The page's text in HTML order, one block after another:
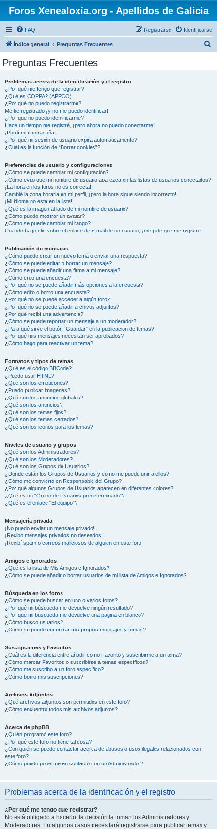
Foros Xenealoxía.org - Apellidos de Galicia
FAQ Identificarse
Registrarse
Índice general Preguntas Frecuentes
Preguntas Frecuentes
Problemas acerca de la identificación y el registro
¿Por qué me tengo que registrar?
¿Qué es COPPA? (APPCO)
¿Por qué no puedo registrarme?
Me he registrado ¡y no me puedo identificar!
¿Por qué no puedo identificarme?
Hace un tiempo me registré, ¡pero ahora no puedo conectarme!
¡Perdí mi contraseña!
¿Por qué mi sesión de usuario expira automáticamente?
¿Cuál es la función de “Borrar cookies”?
Preferencias de usuario y configuraciones
¿Cómo se puede cambiar mi configuración?
¿Cómo evito que mi nombre de usuario aparezca en las listas de usuarios conectados?
¡La hora en los foros no es correcta!
Cambié la zona horaria en mi perfil, ¡pero la hora sigue siendo incorrecto!
¡Mi idioma no está en la lista!
¿Qué es la imagen al lado de mi nombre de usuario?
¿Cómo puedo mostrar un avatar?
¿Cómo se puede cambiar mi rango?
Cuando hago clic sobre el enlace de e-mail de un usuario, ¡me pide que me registre!
Publicación de mensajes
¿Cómo puedo crear un nuevo tema o enviar una respuesta?
¿Cómo se puede editar o borrar un mensaje?
¿Cómo se puede añadir una firma a mi mensaje?
¿Cómo creo una encuesta?
¿Por qué no se puede añadir más opciones a la encuesta?
¿Cómo edito o borro una encuesta?
¿Por qué no se puede acceder a algún foro?
¿Por qué no se puede añadir archivos adjuntos?
¿Por qué recibí una advertencia?
¿Cómo se puede reportar un mensaje a un moderador?
¿Para qué sirve el botón “Guardar” en la publicación de temas?
¿Por qué mis mensajes necesitan ser aprobados?
¿Cómo hago para reactivar un tema?
Formatos y tipos de temas
¿Qué es el código BBCode?
¿Puedo usar HTML?
¿Qué son los emoticonos?
¿Puedo publicar imagenes?
¿Qué son los anuncios globales?
¿Qué son los anuncios?
¿Qué son los temas fijos?
¿Qué son los temas cerrados?
¿Qué son los iconos para los temas?
Niveles de usuario y grupos
¿Qué son los Administradores?
¿Qué son los Moderadores?
¿Qué son los Grupos de Usuarios?
¿Donde están los Grupos de Usuarios y como me puedo unir a ellos?
¿Cómo me convierto en Responsable del Grupo?
¿Por qué algunos Grupos de Usuarios aparecen en diferentes colores?
¿Qué es un “Grupo de Usuarios predeterminado”?
¿Qué es el enlace “El equipo”?
Mensajería privada
¡No puedo enviar un mensaje privado!
¡Recibo mensajes privados no deseados!
¡Recibí spam o correos maliciosos de alguien en este foro!
Amigos e Ignorados
¿Qué es la lista de Mis Amigos e Ignorados?
¿Cómo se puede añadir o borrar usuarios de mi lista de Amigos e Ignorados?
Búsqueda en los foros
¿Cómo se puede buscar en uno o varios foros?
¿Por qué mi búsqueda me devuelve ningún resultado?
¿Por qué mi búsqueda me devuelve una página en blanco?
¿Cómo busco usuarios?
¿Como se puede encontrar mis propios mensajes y temas?
Suscripciones y Favoritos
¿Cuál es la diferencia entre añadir como Favorito y suscribirme a un tema?
¿Cómo marcar Favoritos o suscribirse a temas específicos?
¿Cómo me suscribo a un foro específico?
¿Cómo borro mis suscripciones?
Archivos Adjuntos
¿Qué archivos adjuntos son permitidos en este foro?
¿Cómo encuentro todos mis archivos adjuntos?
Acerca de phpBB
¿Quién programó este foro?
¿Por qué este foro no tiene tal cosa?
¿Con quién se puede contactar acerca de abusos o usos ilegales relacionados con
este foro?
¿Cómo puedo ponerme en contacto con un Administrador?
Problemas acerca de la identificación y el registro
¿Por qué me tengo que registrar?
No está obligado a hacerlo, la decisión la toman los Administradores y
Moderadores. En algunos casos necesitará registrarse para publicar temas y